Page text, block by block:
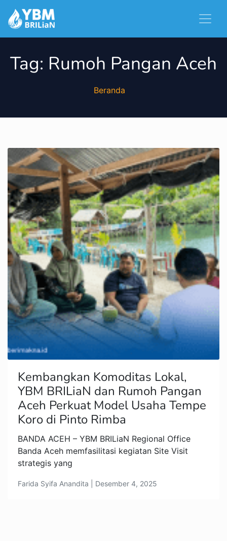
Tag: Rumoh Pangan Aceh
Beranda
Kembangkan Komoditas Lokal,
YBM BRILiaN dan Rumoh Pangan
Aceh Perkuat Model Usaha Tempe
Koro di Pinto Rimba
BANDA ACEH – YBM BRILiaN Regional Office
Banda Aceh memfasilitasi kegiatan Site Visit
strategis yang
Farida Syifa Anandita | Desember 4, 2025